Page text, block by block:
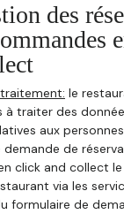
des
le
à traiter des
aux
de
click and collect
via les
formulaire de